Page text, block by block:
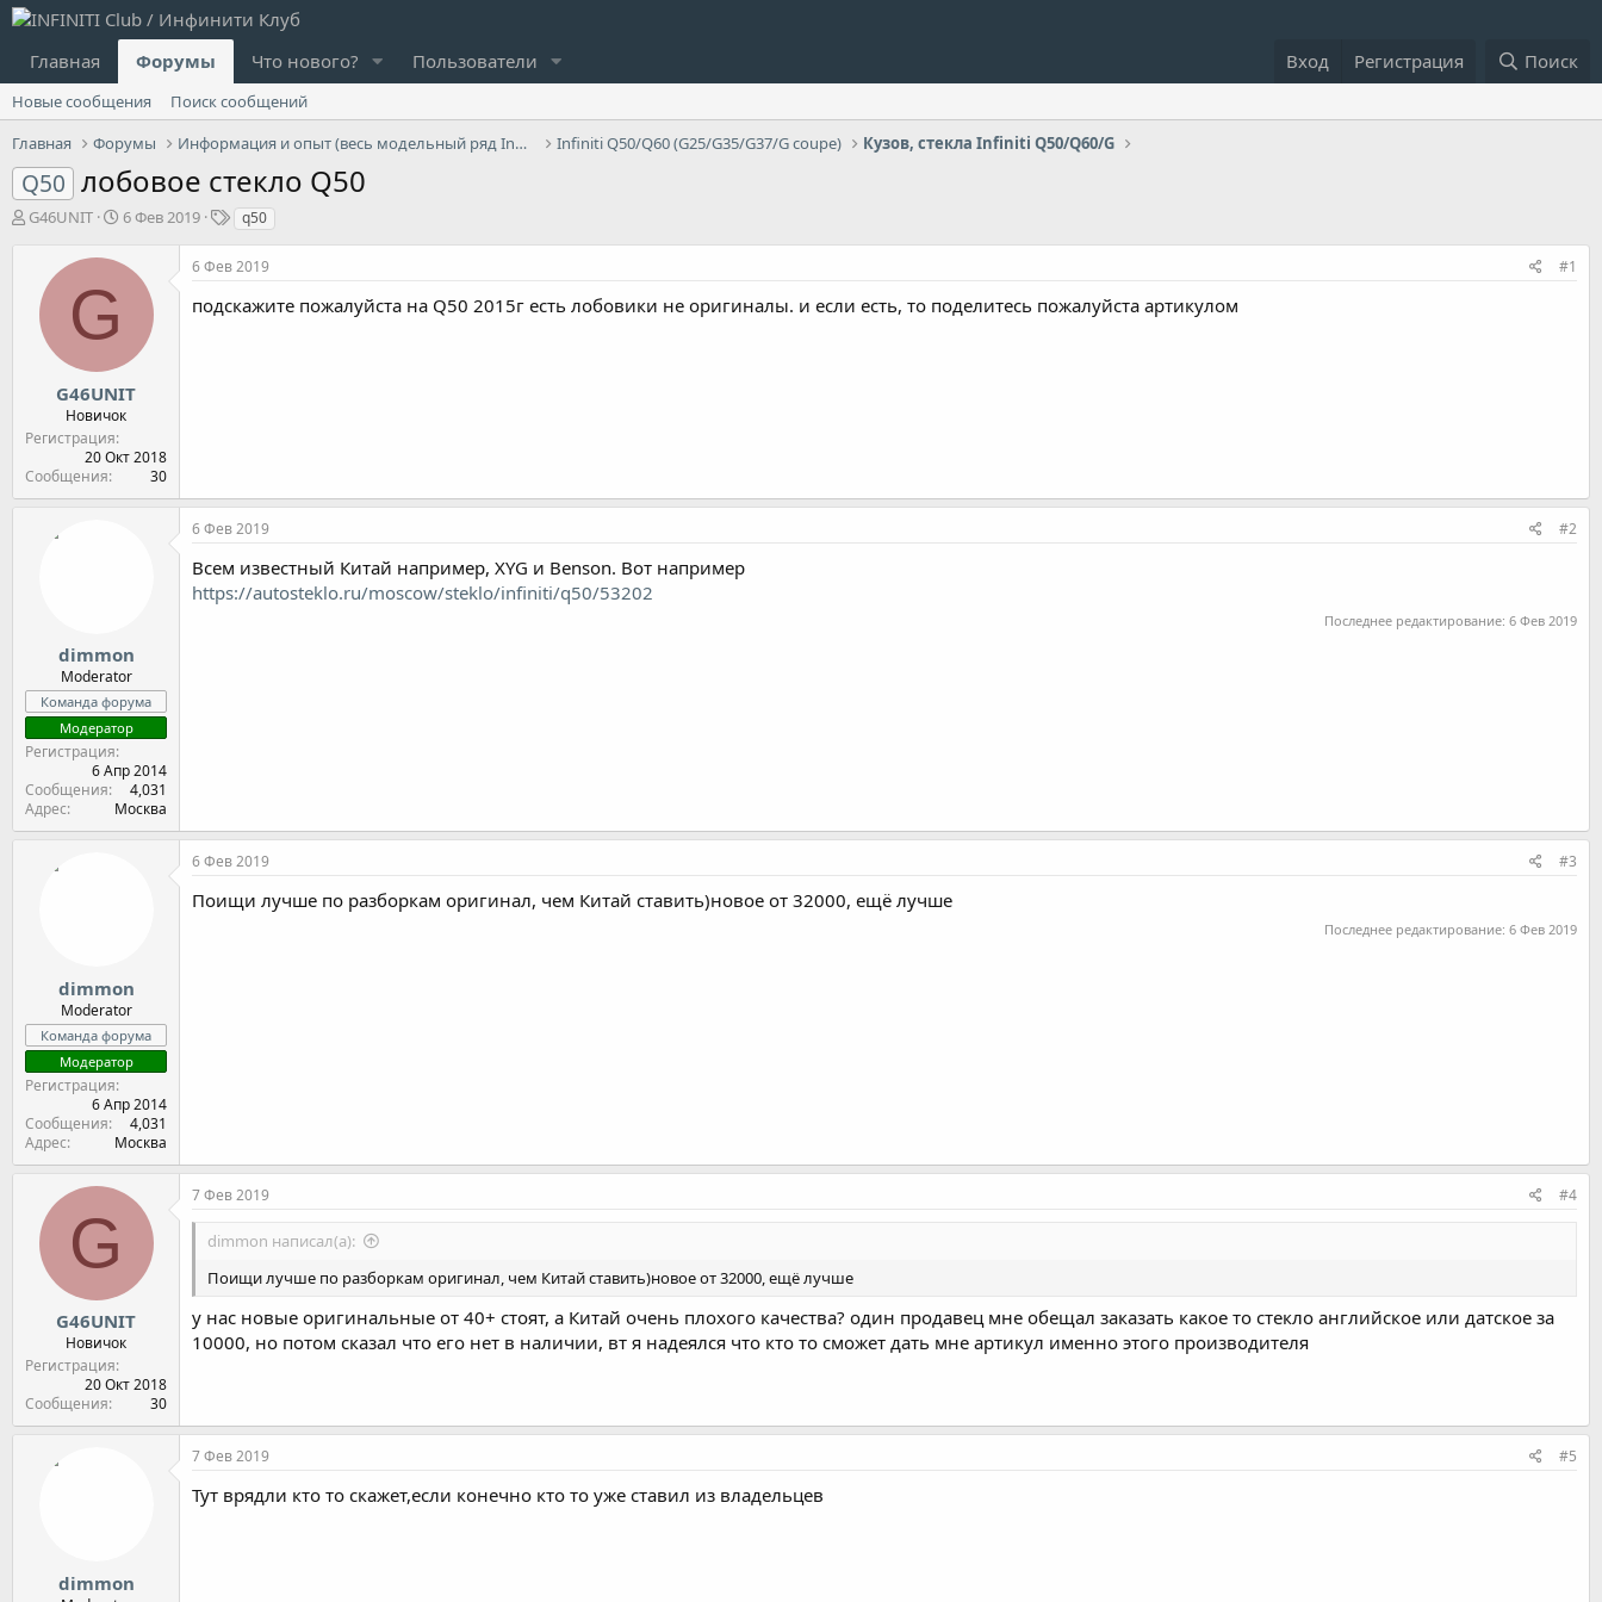
Главная Форумы Что нового? Пользователи Вход Регистрация Поиск
Новые сообщения
Поиск сообщений
Главная
Форумы Информация и опыт (весь модельный ряд Infiniti) Infiniti Q50/Q60 (G25/G35/G37/G coupe) Кузов, стекла Infiniti Q50/Q60/G
Q50 лобовое стекло Q50
А
G46UNIT
Д
т
а
л
а
6 Фев 2019
Т
г
q50
G
G46UNIT
Новичок
Регистрация
20 Окт 2018
Сообщения
30
6 Фев 2019 #1
подскажите пожалуйста на Q50 2015г есть лобовики не оригиналы. и если есть, то поделитесь пожалуйста артикулом
dimmon
Moderator
Команда форума
Модератор
Регистрация
6 Апр 2014
Сообщения
4,031
Адрес
Москва
6 Фев 2019 #2
Всем известный Китай например, XYG и Benson. Вот например
https://autosteklo.ru/moscow/steklo/infiniti/q50/53202
Последнее редактирование: 6 Фев 2019
dimmon
Moderator
Команда форума
Модератор
Регистрация
6 Апр 2014
Сообщения
4,031
Адрес
Москва
6 Фев 2019 #3
Поищи лучше по разборкам оригинал, чем Китай ставить)новое от 32000, ещё лучше
Последнее редактирование: 6 Фев 2019
G
G46UNIT
Новичок
Регистрация
20 Окт 2018
Сообщения
30
7 Фев 2019 #4
dimmon написал(а):
Поищи лучше по разборкам оригинал, чем Китай ставить)новое от 32000, ещё лучше
у нас новые оригинальные от 40+ стоят, а Китай очень плохого качества? один продавец мне обещал заказать какое то стекло английское или датское за
10000, но потом сказал что его нет в наличии, вт я надеялся что кто то сможет дать мне артикул именно этого производителя
dimmon
7 Фев 2019 #5
Тут врядли кто то скажет,если конечно кто то уже ставил из владельцев